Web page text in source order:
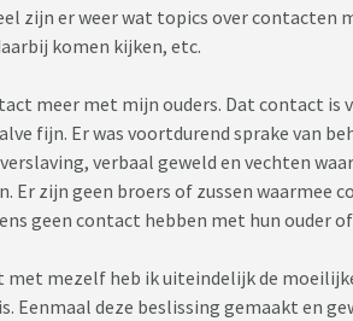
zijn er weer wat topics over contacten
komen kijken, etc.
meer met mijn ouders. Dat contact is
fijn. Er was voortdurend sprake van
verbaal geweld en vechten
Er zijn geen broers of zussen waarmee
geen contact hebben met hun ouder
met mezelf heb ik uiteindelijk de
deze beslissing gemaakt en